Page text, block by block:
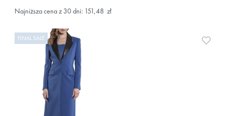
Najniższa cena z 30 dni: 151,48 zł
FINAL SALE